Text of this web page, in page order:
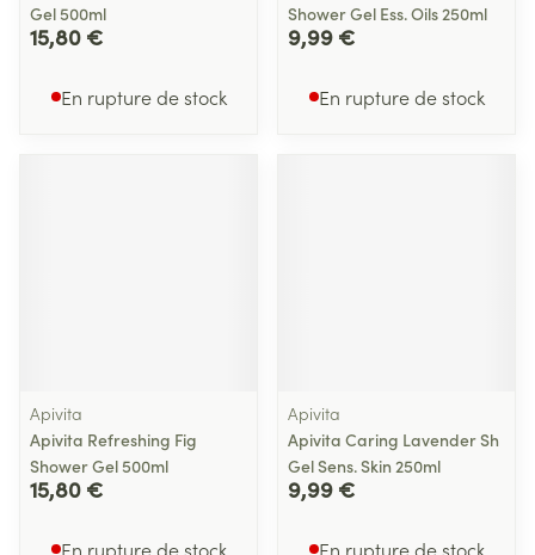
Gel 500ml
15,80 €
En rupture de stock
Shower Gel Ess. Oils 250ml
9,99 €
En rupture de stock
Apivita
Apivita Refreshing Fig
Shower Gel 500ml
15,80 €
En rupture de stock
Apivita
Apivita Caring Lavender Sh
Gel Sens. Skin 250ml
9,99 €
En rupture de stock